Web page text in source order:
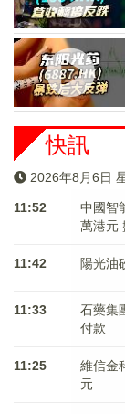
快訊
2026年8月6日
11:52
中國智
萬港元
11:42 陽光油
11:33
石藥集
付款
11:25
維信金
元